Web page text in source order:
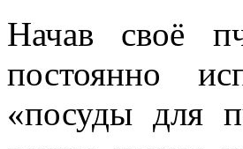
Начав своё
постоянно
«посуды для